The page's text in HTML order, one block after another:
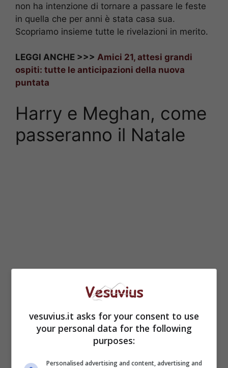
non ha intenzione di tornare a passare le feste
in quella che per anni è stata casa sua.
Scopriamo insieme tutte le rivelazioni in merito.
LEGGI ANCHE >>> Amici 21, attesi grandi
ospiti: tutte le anticipazioni della nuova
puntata
Harry e Meghan, come
passeranno il Natale
vesuvius.it asks for your consent to use
your personal data for the following
purposes:
Personalised advertising and content, advertising and